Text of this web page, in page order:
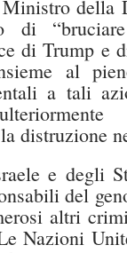
della
di
di Trump e
al
a tali
distruzione
e degli
del
altri
Nazioni